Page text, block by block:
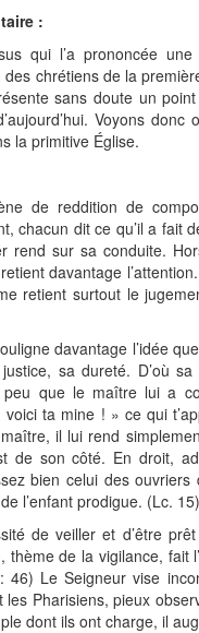
:
qui l’a prononcée
des chrétiens de la
sans doute un
Voyons
la primitive Église.
de reddition de
chacun dit ce qu’il a fait
rend sur sa conduite.
davantage
retient surtout le
davantage l’idée
sa dureté. D’où
que le maître lui a
voici ta mine ! » ce qui
il lui rend
de son côté. En droit,
bien celui des
l’enfant prodigue. (Lc. 15)
de veiller et d’être
thème de la vigilance, fait
Le Seigneur vise
les Pharisiens, pieux
dont ils ont charge, il